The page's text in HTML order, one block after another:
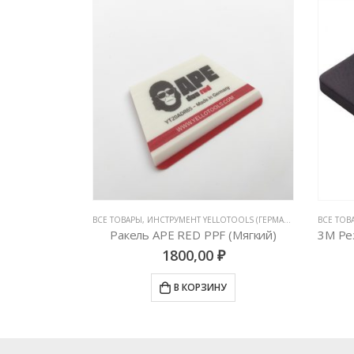
,РАКЕЛИ, ВЫГОНКИ И СГОНЫ
ВСЕ ТОВАРЫ, ИНСТРУМЕНТ YELLOTOOLS (ГЕРМАНИЯ)
Ракель APE RED PPF (Мягкий)
1800,00 ₽
В КОРЗИНУ
ВСЕ